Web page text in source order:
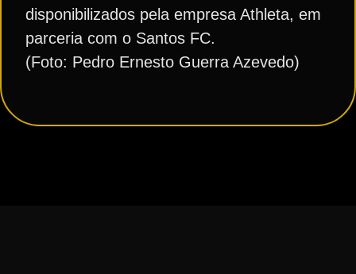
disponibilizados pela empresa Athleta, em
parceria com o Santos FC.
(Foto: Pedro Ernesto Guerra Azevedo)